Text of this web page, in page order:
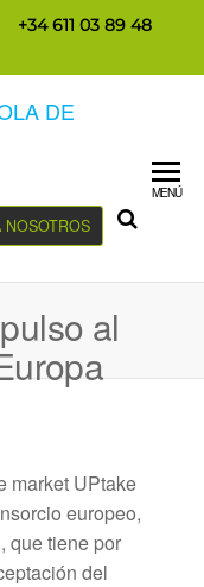
+34 611 03 89 48
NOSOTROS
MENÚ
al
market UPtake
europeo,
que tiene por
del